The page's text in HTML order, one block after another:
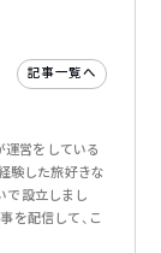
記事一覧へ
運営をしている
験した旅好きな
で設立しまし
を配信して、こ